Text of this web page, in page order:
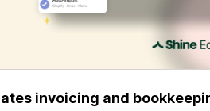
invoicing and